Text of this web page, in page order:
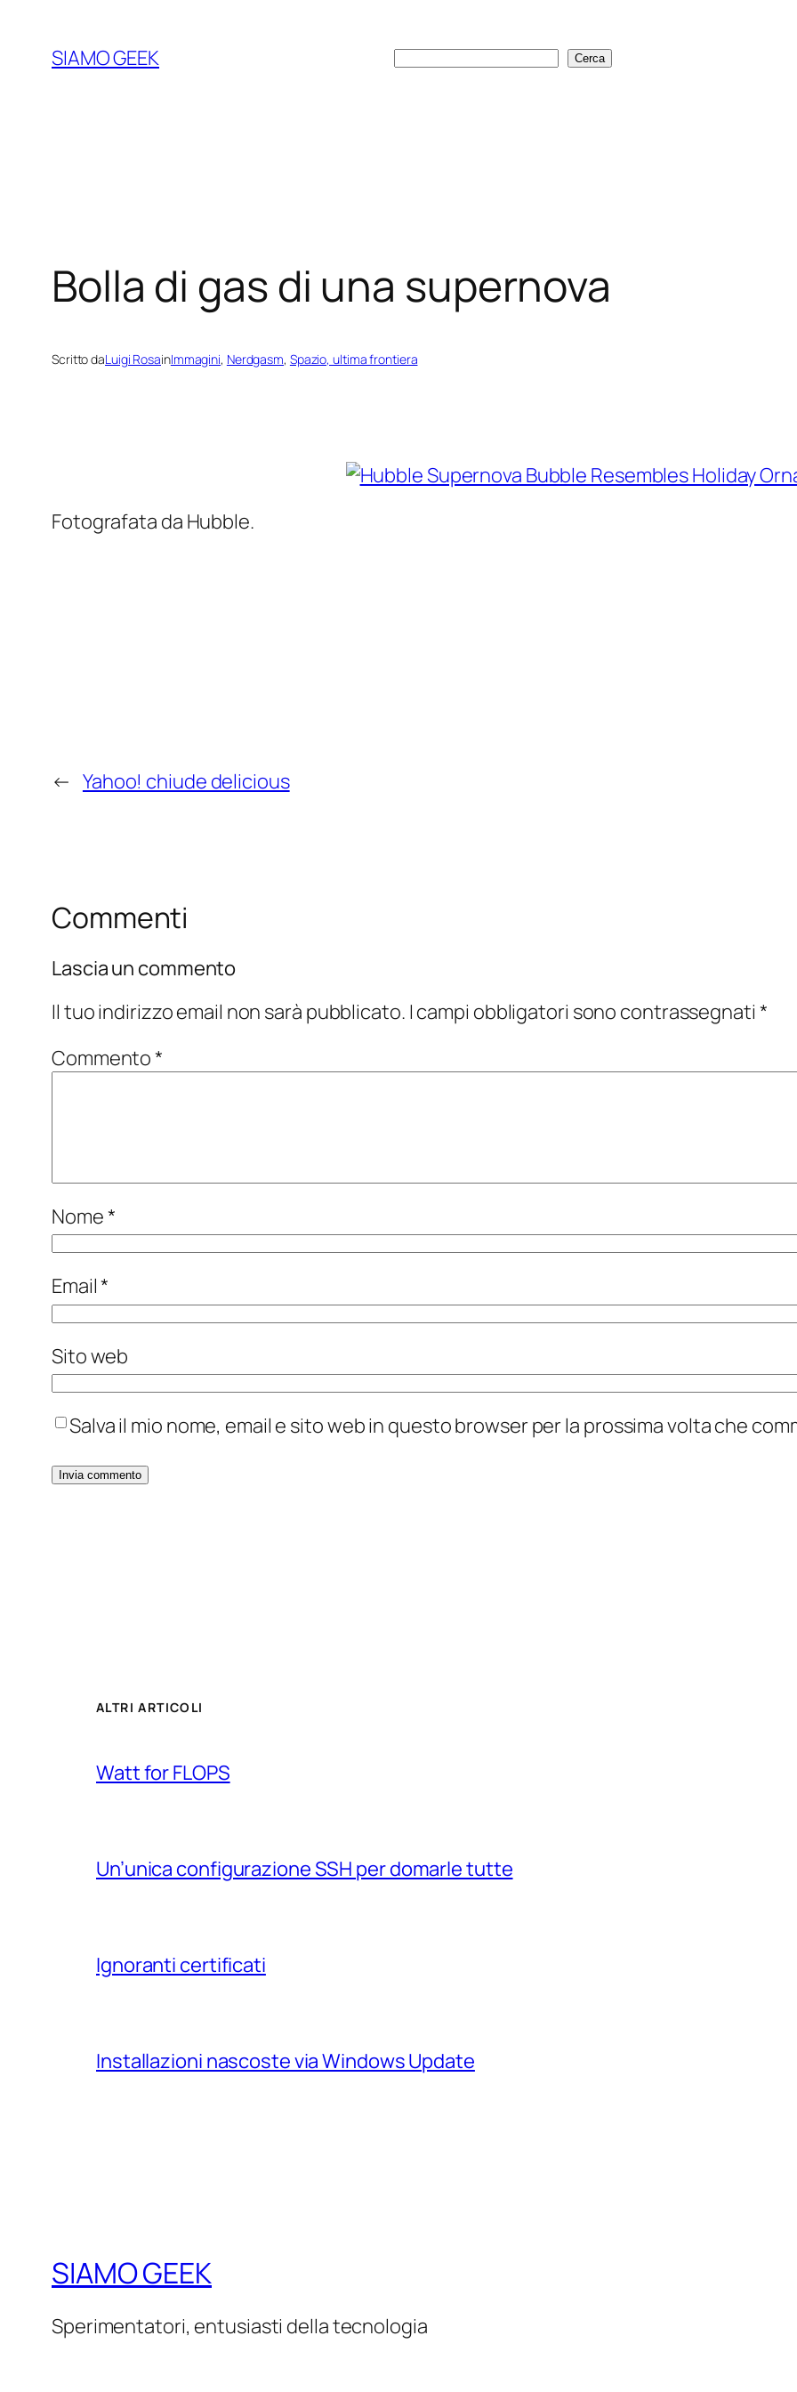
contenuto
SIAMO GEEK Cerca Cerca
Bolla di gas di una supernova
Scritto daLuigi RosainImmagini, Nerdgasm, Spazio, ultima frontiera
Fotografata da Hubble.
← Yahoo! chiude delicious
Commenti
Lascia un commento
Il tuo indirizzo email non sarà pubblicato. I campi obbligatori sono contrassegnati *
Commento*
Nome*
Email*
Sito web
Salva il mio nome, email e sito web in questo browser per la prossima volta che
ALTRI ARTICOLI
Watt for FLOPS
Un’unica configurazione SSH per domarle tutte
Ignoranti certificati
Installazioni nascoste via Windows Update
SIAMO GEEK
Sperimentatori, entusiasti della tecnologia